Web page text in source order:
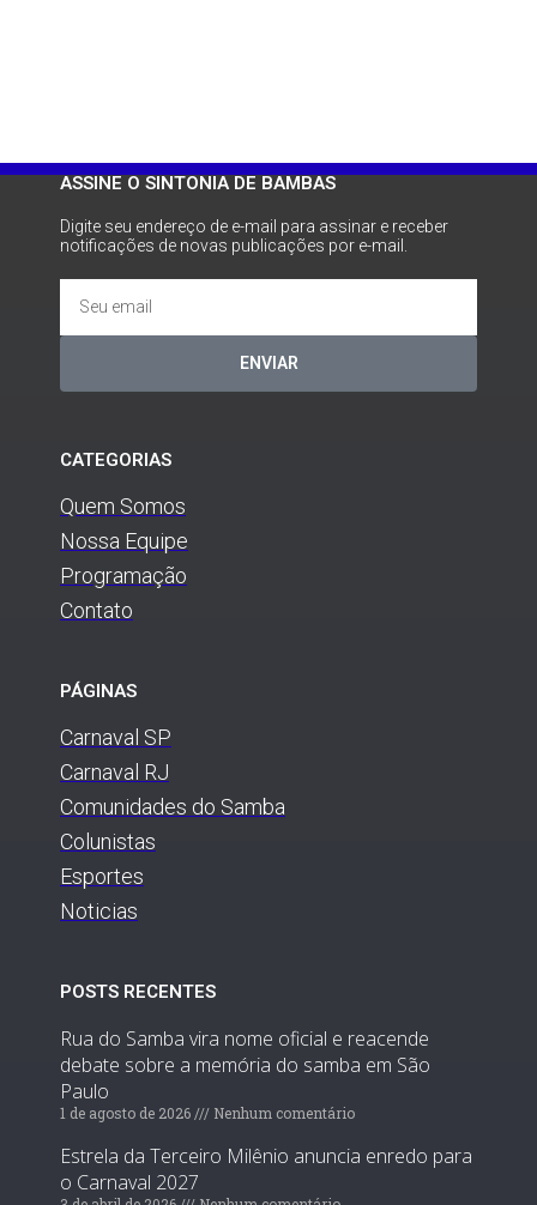
ASSINE O SINTONIA DE BAMBAS
Digite seu endereço de e-mail para assinar e receber
notificações de novas publicações por e-mail.
ENVIAR
CATEGORIAS
Quem Somos
Nossa Equipe
Programação
Contato
PÁGINAS
Carnaval SP
Carnaval RJ
Comunidades do Samba
Colunistas
Esportes
Noticias
POSTS RECENTES
Rua do Samba vira nome oficial e reacende
debate sobre a memória do samba em São
Paulo
1 de agosto de 2026 Nenhum comentário
Estrela da Terceiro Milênio anuncia enredo para
o Carnaval 2027